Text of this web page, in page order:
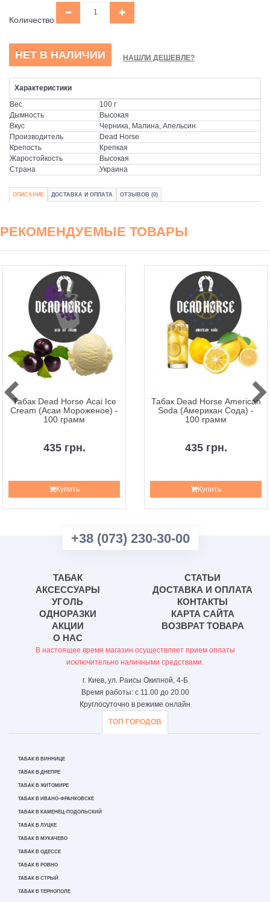
Количество
НЕТ В НАЛИЧИИ НАШЛИ ДЕШЕВЛЕ?
Характеристики
Вес
100 г
Дымность
Высокая
Вкус
Черника, Малина, Апельсин
Производитель
Dead Horse
Крепость
Крепкая
Жаростойкость
Высокая
Страна
Украина
ОПИСАНИЕ ДОСТАВКА И ОПЛАТА ОТЗЫВОВ (0)
РЕКОМЕНДУЕМЫЕ ТОВАРЫ
Табак Dead Horse Acai Ice
Cream (Асаи Мороженое) -
100 грамм
435 грн.
Купить
Табак Dead Horse American
Soda (Американ Сода) -
100 грамм
435 грн.
Купить
+38 (073) 230-30-00
ТАБАК
АКСЕССУАРЫ
УГОЛЬ
ОДНОРАЗКИ
АКЦИИ
О НАС
СТАТЬИ
ДОСТАВКА И ОПЛАТА
КОНТАКТЫ
КАРТА САЙТА
ВОЗВРАТ ТОВАРА
В настоящее время магазин осуществляет прием оплаты
исключительно наличными средствами.
г. Киев, ул. Раисы Окипной, 4-Б
Время работы: с 11.00 до 20.00
Круглосуточно в режиме онлайн
ТОП ГОРОДОВ
ТАБАК В ВИННИЦЕ
ТАБАК В ДНЕПРЕ
ТАБАК В ЖИТОМИРЕ
ТАБАК В ИВАНО-ФРАНКОВСКЕ
ТАБАК В КАМЕНЕЦ-ПОДОЛЬСКИЙ
ТАБАК В ЛУЦКЕ
ТАБАК В МУКАЧЕВО
ТАБАК В ОДЕССЕ
ТАБАК В РОВНО
ТАБАК В СТРЫЙ
ТАБАК В ТЕРНОПОЛЕ